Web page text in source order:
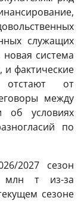
служащих
система
и фактические
отстают от
между
об условиях
по
2027 сезон
млн т из-за
сезоне